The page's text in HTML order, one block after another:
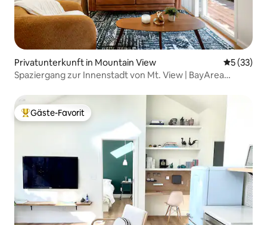
Privatunterkunft in Mountain View
5 (33)
Spaziergang zur Innenstadt von Mt. View | BayArea
Beliebter Gäste-Favorit.
Gäste-Favorit